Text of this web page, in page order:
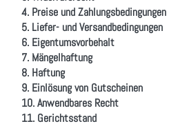
4. Preise und Zahlungsbedingungen
5. Liefer- und Versandbedingungen
6. Eigentumsvorbehalt
7. Mängelhaftung
8. Haftung
9. Einlösung von Gutscheinen
10. Anwendbares Recht
11. Gerichtsstand